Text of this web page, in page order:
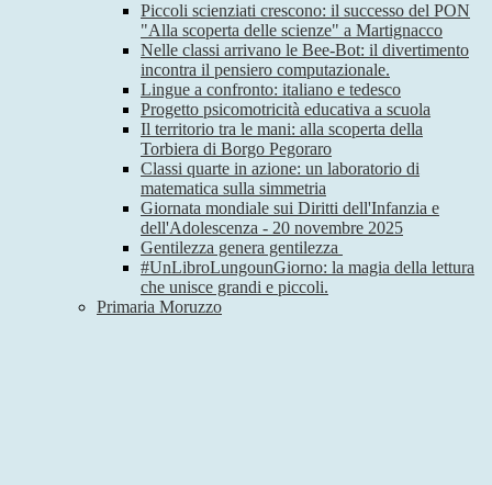
Piccoli scienziati crescono: il successo del PON
"Alla scoperta delle scienze" a Martignacco
Nelle classi arrivano le Bee-Bot: il divertimento
incontra il pensiero computazionale.
Lingue a confronto: italiano e tedesco
Progetto psicomotricità educativa a scuola
Il territorio tra le mani: alla scoperta della
Torbiera di Borgo Pegoraro
Classi quarte in azione: un laboratorio di
matematica sulla simmetria
Giornata mondiale sui Diritti dell'Infanzia e
dell'Adolescenza - 20 novembre 2025
Gentilezza genera gentilezza
#UnLibroLungounGiorno: la magia della lettura
che unisce grandi e piccoli.
Primaria Moruzzo